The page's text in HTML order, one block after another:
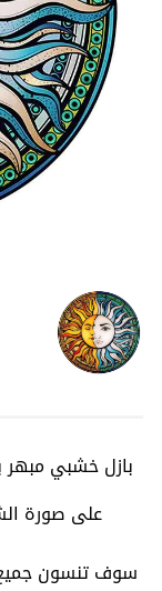
بازل خشبي مبهر
على صورة
سوف تنسون جميع